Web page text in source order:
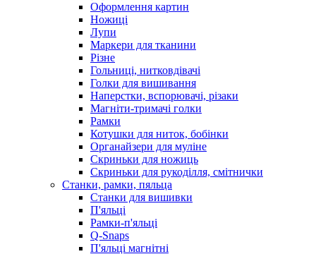
Оформлення картин
Ножиці
Лупи
Маркери для тканини
Різне
Гольниці, нитковдівачі
Голки для вишивання
Наперстки, вспорювачі, різаки
Магніти-тримачі голки
Рамки
Котушки для ниток, бобінки
Органайзери для муліне
Скриньки для ножиць
Скриньки для рукоділля, смітнички
Станки, рамки, пяльца
Станки для вишивки
П'яльці
Рамки-п'яльці
Q-Snaps
П'яльці магнітні